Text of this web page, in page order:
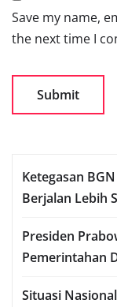
Save my name,
the next time I
Ketegasan
Berjalan Lebih
Presiden
Pemerintahan
Situasi